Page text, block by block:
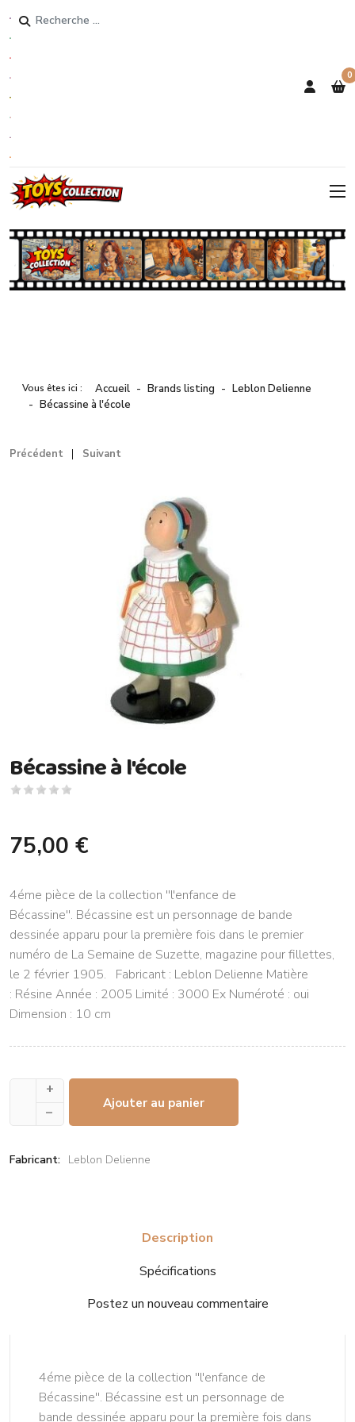
Rechercher
0
Vous êtes ici : Accueil Brands listing
Leblon Delienne
Bécassine à l'école
Précédent Suivant
Bécassine à l'école
75,00 €
4éme pièce de la collection ''l'enfance de
Bécassine''. Bécassine est un personnage de bande
dessinée apparu pour la première fois dans le premier
numéro de La Semaine de Suzette, magazine pour fillettes,
le 2 février 1905. Fabricant : Leblon Delienne Matière
: Résine Année : 2005 Limité : 3000 Ex Numéroté : oui
Dimension : 10 cm
+
–
Ajouter au panier
Fabricant: Leblon Delienne
Description
Spécifications
Postez un nouveau commentaire
4éme pièce de la collection ''l'enfance de
Bécassine''. Bécassine est un personnage de
bande dessinée apparu pour la première fois dans